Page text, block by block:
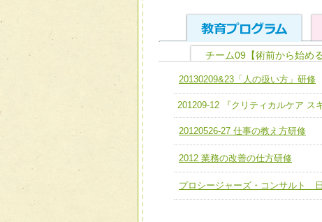
ユニット１ 医療人としての基
全人的医療を実践する医療人
ける
ユニット２ チーム医療構成力
ユニット３ 多職種連携力
他職種の視点とスキルを学び
チーム01【病院内横断的問題
チーム02【地域医療連携推
宅患者等支援チーム】
チーム03【癌患者服薬サポー
チーム04【口腔ケアチーム】
チーム09【術前から始め
20130209&23「人の扱い方」研修
201209-12 『クリティカルケア ス
20120526-27 仕事の教え方研修
2012 業務の改善の仕方研修
プロシージャーズ・コンサルト